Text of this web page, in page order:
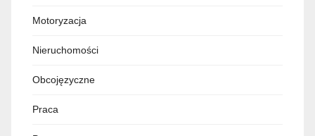
Motoryzacja
Nieruchomości
Obcojęzyczne
Praca